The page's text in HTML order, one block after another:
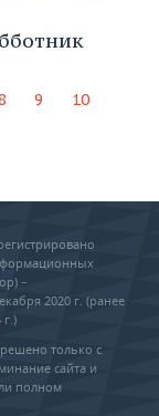
9 10
–
2020 г. (ранее
только с
сайта и
полном